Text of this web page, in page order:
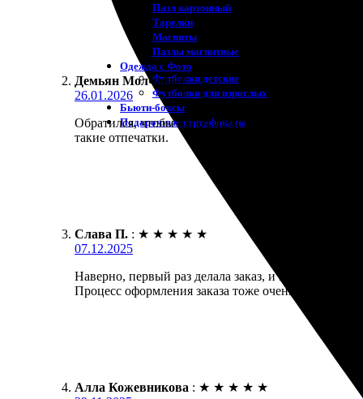
Пазл картонный
Тарелки
Магниты
Пазлы магнитные
Одежда с Фото
Футболки детские
Футболки для взрослых
Бьюти-боксы
Подарочные сертификаты
Демьян Молчанов :
26.01.2026
Обратился, чтобы напечатали несколько чёрно-
такие отпечатки.
Слава П. : ★ ★ ★ ★ ★
07.12.2025
Наверно, первый раз делала заказ, и это было
Процесс оформления заказа тоже очень удобный,
Алла Кожевникова : ★ ★ ★ ★ ★